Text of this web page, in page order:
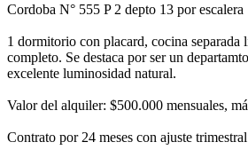
Cordoba N° 555 P 2 depto 13 por escalera
1 dormitorio con placard, cocina
completo. Se destaca por ser un
excelente luminosidad natural.
Valor del alquiler: $500.000 mensuales,
Contrato por 24 meses con ajuste